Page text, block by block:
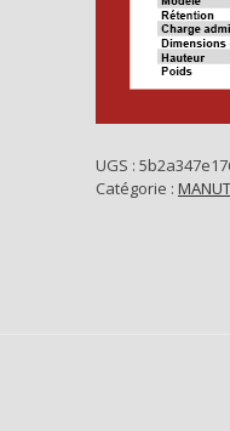
UGS :
Catégorie :